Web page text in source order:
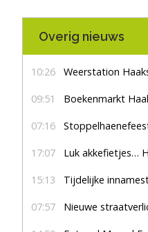
Overig nieuws
10:26 Weerstation
09:51 Boekenmarkt Haaksbergen
07:16 Stoppelhaenefeest
17:07 Luk akkefietjes…
15:13 Tijdelijke
07:57 Nieuwe